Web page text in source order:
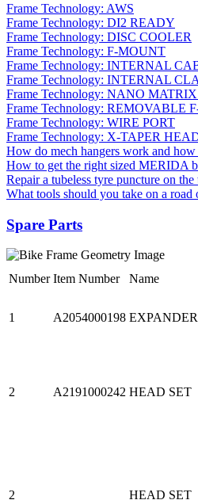
Frame Technology: AWS
Frame Technology: DI2 READY
Frame Technology: DISC COOLER
Frame Technology: F-MOUNT
Frame Technology: INTERNAL
Frame Technology: INTERNAL
Frame Technology: NANO
Frame Technology: REMOVABLE
Frame Technology: WIRE PORT
Frame Technology: X-TAPER
How do mech hangers work and how
How to get the right sized MERIDA
Repair a tubeless tyre puncture on the
What tools should you take on a road
Spare Parts
Number Item Number Name
1 A2054000198 EXPANDER
2 A2191000242 HEAD SET
2 HEAD SET